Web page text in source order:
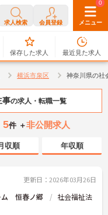
求人検索 会員登録 メニュー
0
保存した求人
0
最近見た求人
横浜市泉区 神奈川県の社
事の求人・転職一覧
5件 ＋非公開求人
収順 年収順
更新日：2026年03月26日
ム 恒春ノ郷
社会福祉法